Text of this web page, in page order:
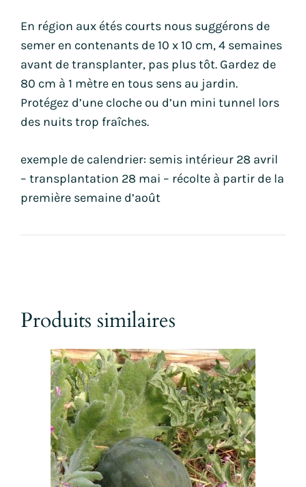
En région aux étés courts nous suggérons de
semer en contenants de 10 x 10 cm, 4 semaines
avant de transplanter, pas plus tôt. Gardez de
80 cm à 1 mètre en tous sens au jardin.
Protégez d’une cloche ou d’un mini tunnel lors
des nuits trop fraîches.
exemple de calendrier: semis intérieur 28 avril
– transplantation 28 mai – récolte à partir de la
première semaine d’août
Produits similaires